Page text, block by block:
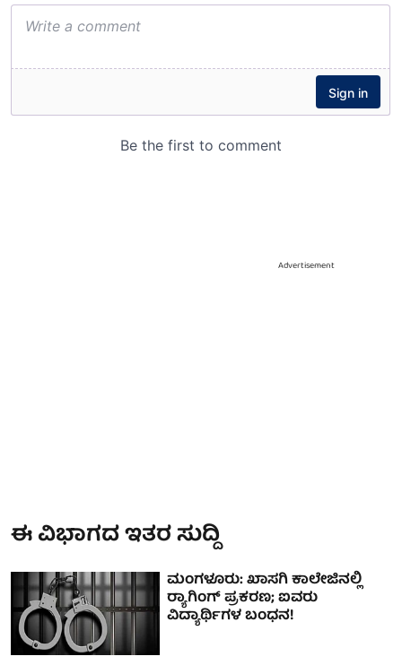
Advertisement
ಈ ವಿಭಾಗದ ಇತರ ಸುದ್ದಿ
ಮಂಗಳೂರು: ಖಾಸಗಿ ಕಾಲೇಜಿನಲ್ಲಿ
ರ‍್ಯಾಗಿಂಗ್ ಪ್ರಕರಣ; ಐವರು
ವಿದ್ಯಾರ್ಥಿಗಳ ಬಂಧನ!